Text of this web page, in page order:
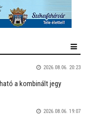
2026.08.06. 20:23
a kombinált jegy
2026.08.06. 19:07